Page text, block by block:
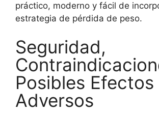
práctico, moderno y fácil de
estrategia de pérdida de peso.
Seguridad,
Posibles Efectos
Adversos